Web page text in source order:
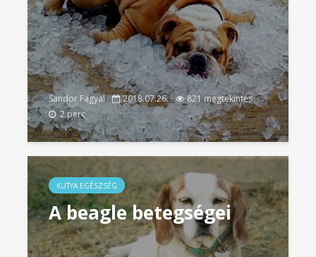
Sandor Fagyal 2018.07.26.
821 megtekintés
2 perc
KUTYA EGÉSZSÉG
A beagle betegségei